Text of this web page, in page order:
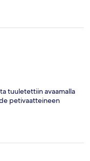
tuuletettiin avaamalla
petivaatteineen